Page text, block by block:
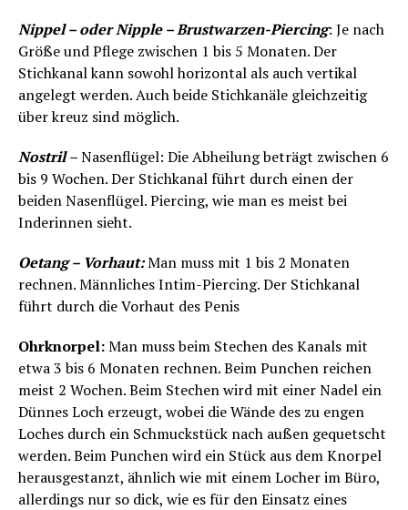
Nippel – oder Nipple – Brustwarzen-Piercing: Je nach
Größe und Pflege zwischen 1 bis 5 Monaten. Der
Stichkanal kann sowohl horizontal als auch vertikal
angelegt werden. Auch beide Stichkanäle gleichzeitig
über kreuz sind möglich.
Nostril–Nasenflügel: Die Abheilung beträgt zwischen 6
bis 9 Wochen. Der Stichkanal führt durch einen der
beiden Nasenflügel. Piercing, wie man es meist bei
Inderinnen sieht.
Oetang – Vorhaut:Man muss mit 1 bis 2 Monaten
rechnen. Männliches Intim-Piercing. Der Stichkanal
führt durch die Vorhaut des Penis
Ohrknorpel:Man muss beim Stechen des Kanals mit
etwa 3 bis 6 Monaten rechnen. Beim Punchen reichen
meist 2 Wochen. Beim Stechen wird mit einer Nadel ein
Dünnes Loch erzeugt, wobei die Wände des zu engen
Loches durch ein Schmuckstück nach außen gequetscht
werden. Beim Punchen wird ein Stück aus dem Knorpel
herausgestanzt, ähnlich wie mit einem Locher im Büro,
allerdings nur so dick, wie es für den Einsatz eines